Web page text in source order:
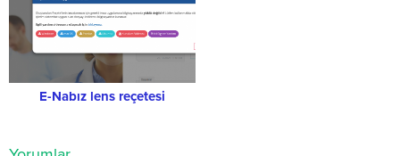
E-Nabız lens reçetesi